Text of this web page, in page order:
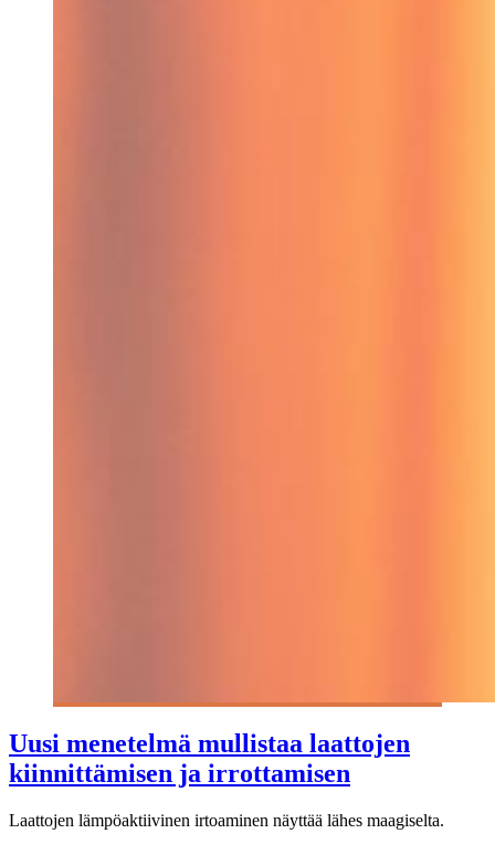
Uusi menetelmä mullistaa laattojen
kiinnittämisen ja irrottamisen
Laattojen lämpöaktiivinen irtoaminen näyttää lähes maagiselta.